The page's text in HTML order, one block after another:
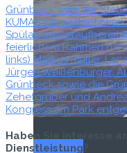
Titel-Thema
Grünbeck wird der
KUMAS
feierlichem Rahmen
links) Markus Müller,
Jürgen Weißenburger,
Grünbeck sowie die
Zehetgruber und
Kongress am Park
Haben Sie interesse
Dienstleistung?